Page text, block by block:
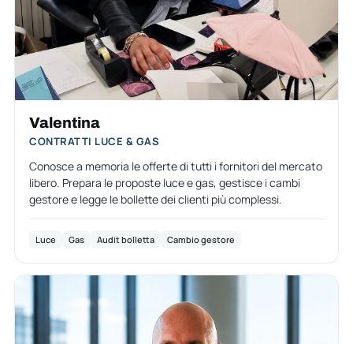
Valentina
CONTRATTI LUCE & GAS
Conosce a memoria le offerte di tutti i fornitori del mercato
libero. Prepara le proposte luce e gas, gestisce i cambi
gestore e legge le bollette dei clienti più complessi.
Luce Gas Audit bolletta Cambio gestore